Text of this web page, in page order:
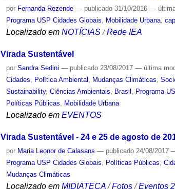
por Fernanda Rezende — publicado 31/10/2016—
Programa USP Cidades Globais, Mobilidade Urbana,
Localizado em NOTÍCIAS /Rede IEA
Virada Sustentável
porSandra Sedini — publicado 23/08/2017— última
Cidades
Política Ambiental Mudanças Climáticas ,
Sustainability,Ciências Ambientais Brasil Programa
Políticas Públicas
Mobilidade Urbana
Localizado em EVENTOS
Virada Sustentável - 24 e 25 de agosto de
por Maria Leonor de Calasans — publicado 24/08/2017
Programa USP Cidades Globais
Políticas Públicas ,
Mudanças Climáticas
Localizado em MIDIATECA /Fotos /Eventos